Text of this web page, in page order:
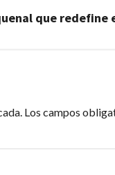
que
Los campos